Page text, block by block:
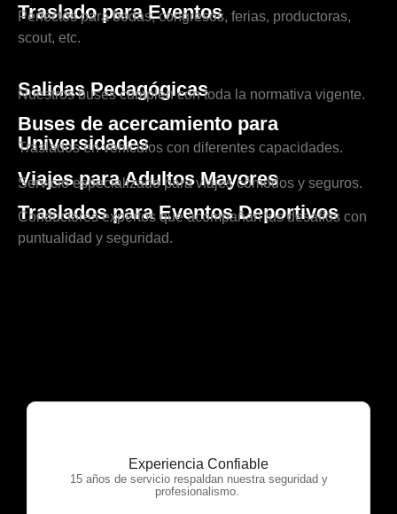
Traslado para Eventos
Perfectos para bodas, congresos, ferias, productoras,
scout, etc.
Salidas Pedagógicas
Nuestros buses cumplen con toda la normativa vigente.
Buses de acercamiento para
Universidades
Traslados en vehículos con diferentes capacidades.
Viajes para Adultos Mayores
Servicio especializado para viajes cómodos y seguros.
Traslados para Eventos Deportivos
Conductores expertos que acompañan tus desafíos con
puntualidad y seguridad.
Experiencia Confiable
15 años de servicio respaldan nuestra seguridad y
profesionalismo.
OTP Servicios